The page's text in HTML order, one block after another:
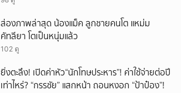
ส่องภาพล่าสุด น้องแม็ค ลูกชายคนโต แหม่ม
คัทลียา โตเป็นหนุ่มแล้ว
102 ดู
ยิ่งตะลึง! เปิดค่าหัว“นักโทษประหาร”! ค่าใช้จ่ายต่อปี
เท่าไหร่? “กรรชัย” แสกหน้า ถอนหงอก “ป้าป๋อง”!